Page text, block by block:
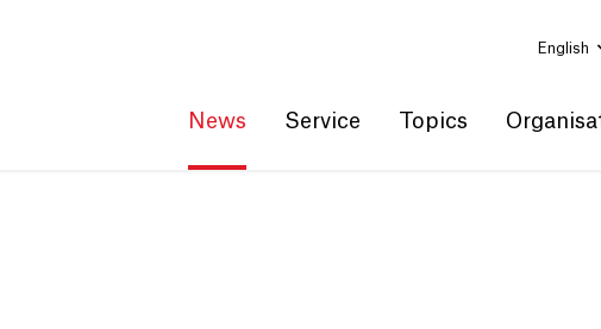
English
News Service Topics